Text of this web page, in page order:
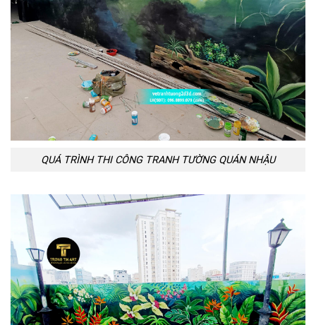
QUÁ TRÌNH THI CÔNG TRANH TƯỜNG QUÁN NHẬU